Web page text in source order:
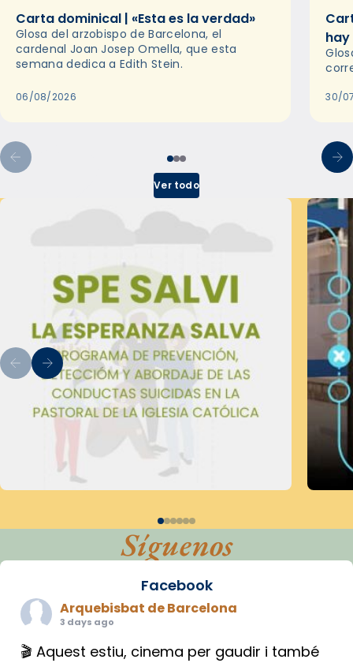
Carta dominical | «Esta es la verdad»
Glosa del arzobispo de Barcelona, el
cardenal Joan Josep Omella, que esta
semana dedica a Edith Stein.
06/08/2026 30/
Ver todo
Síguenos
Facebook
Arquebisbat de Barcelona
3 days ago
🎬 Aquest estiu, cinema per gaudir i també